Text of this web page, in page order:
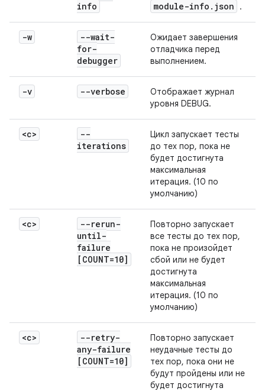
info module-info . json .
-w
--wait-
for-
debugger
Ожидает завершения
отладчика перед
выполнением.
-v --verbose
Отображает журнал
уровня DEBUG.
<c>
--
iterations
Цикл запускает тесты
до тех пор, пока не
будет достигнута
максимальная
итерация. (10 по
умолчанию)
<c>
--rerun-
until-
failure
[COUNT=10]
Повторно запускает
все тесты до тех пор,
пока не произойдет
сбой или не будет
достигнута
максимальная
итерация. (10 по
умолчанию)
<c>
--retry-
any-failure
[COUNT=10]
Повторно запускает
неудачные тесты до
тех пор, пока они не
будут пройдены или не
будет достигнута